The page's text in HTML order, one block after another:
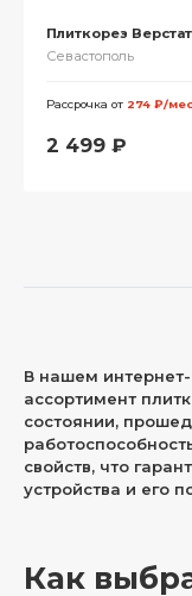
Плиткорез
Севастополь
Рассрочка от 274 ₽/мес.
2 499 ₽
В нашем
ассортимент
состоянии,
свойств, что
устройства и его
Как